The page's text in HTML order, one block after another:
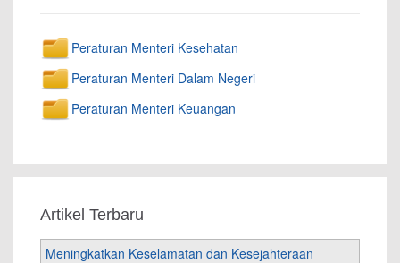
Peraturan Menteri Kesehatan
Peraturan Menteri Dalam Negeri
Peraturan Menteri Keuangan
Artikel Terbaru
Meningkatkan Keselamatan dan Kesejahteraan